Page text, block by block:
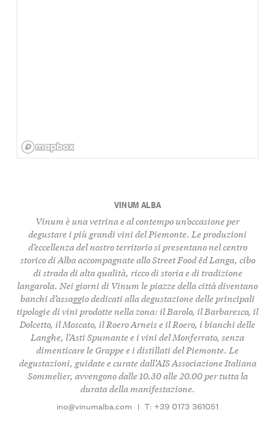
VINUM ALBA
Vinum è una vetrina e al contempo un’occasione per
degustare i più grandi vini del Piemonte. Le produzioni
d’eccellenza del nostro territorio si presentano nel centro
storico di Alba accompagnate allo Street Food ëd Langa, cibo
di strada di alta qualità, ricco di storia e di tradizione
langarola. Nei giorni di Vinum le piazze della città diventano
banchi d’assaggio dedicati alla degustazione delle principali
tipologie di vini prodotte nella zona: il Barolo, il Barbaresco, il
Dolcetto, il Moscato, il Roero Arneis e il Roero, i bianchi delle
Langhe, l’Asti Spumante e i vini del Monferrato, senza
dimenticare le Grappe e i distillati del Piemonte. Le
degustazioni, guidate e curate dall’AIS Associazione Italiana
Sommelier, avvengono dalle 10.30 alle 20.00 per tutta la
durata della manifestazione.
ino@vinumalba.com | T: +39 0173 361051